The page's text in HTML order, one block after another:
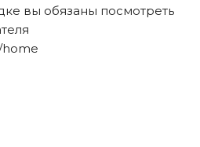
вы обязаны посмотреть
home